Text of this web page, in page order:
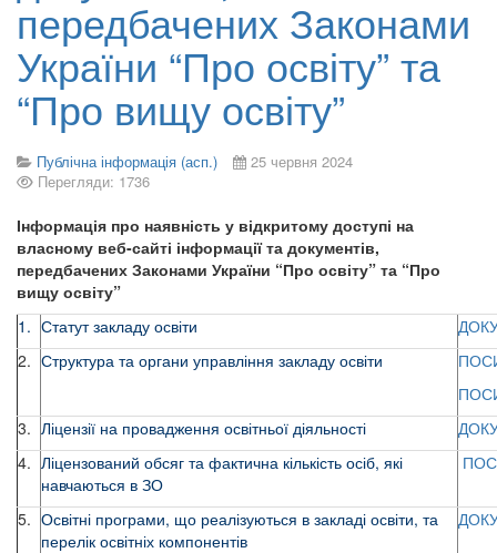
передбачених Законами
України “Про освіту” та
“Про вищу освіту”
Публічна інформація (асп.)
25 червня 2024
Перегляди: 1736
Інформація про наявність у відкритому доступі на
власному веб-сайті інформації та документів,
передбачених Законами України “Про освіту” та “Про
вищу освіту”
1. Статут закладу освіти
2. Структура та органи управління закладу освіти
3. Ліцензії на провадження освітньої діяльності
4. Ліцензований обсяг та фактична кількість осіб, які
навчаються в ЗО
5. Освітні програми, що реалізуються в закладі освіти, та
перелік освітніх компонентів